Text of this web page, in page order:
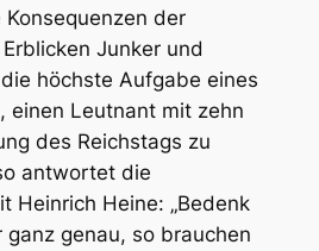
der
Junker und
höchste Aufgabe eines
einen Leutnant mit zehn
des Reichstags zu
antwortet die
Heinrich Heine: „Bedenk
ganz genau, so brauchen